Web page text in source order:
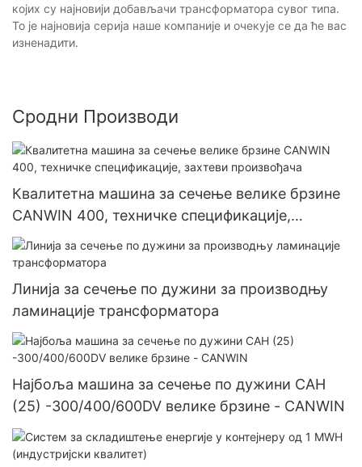
којих су најновији добављачи трансформатора сувог типа.
То је најновија серија наше компаније и очекује се да ће вас
изненадити.
Сродни Производи
Квалитетна машина за сечење велике брзине
CANWIN 400, техничке спецификације,
захтеви произвођача
Линија за сечење по дужини за производњу
ламинације трансформатора
Најбоља машина за сечење по дужини CAH
(25) -300/400/600DV велике брзине - CANWIN